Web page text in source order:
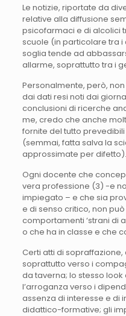
Le notizie, riportate da
relative alla diffusione
psicofarmaci e di alcolici
scuole (in particolare tra i
soglia tende ad
allarme, soprattutto tra i
Personalmente, però,
dai dati resi noti dai
conclusioni di ricerche
me, credo che anche
fornite del tutto
(semmai, fatta salva la
approssimate per difetto).
Ogni docente che
vera professione (3) -e
impiegato – e che sia
e di senso critico, non
comportamenti ‘strani di
o che ha in classe e che
Certi atti di
soprattutto verso i
da taverna; lo stesso
l’arroganza verso i
assenza di interesse e di
didattico-formative; gli